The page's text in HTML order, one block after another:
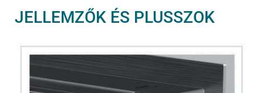
JELLEMZŐK ÉS PLUSSZOK